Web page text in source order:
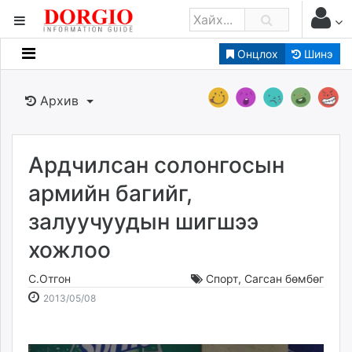
Онцлох Шинэ
Мэдээллийн
Банк санхүү
Бизнес ААН
Төрийн
Нийслэлийн
dorgio.mn
Gogo.mn
news.mn
zindaa.mn
tovch.mn
Архив
Ардчилсан солонгосын
армийн багийг,
залуучуудын шигшээ
хожлоо
С.Отгон Спорт, Сагсан бөмбөг
2013/05/082013-
2026-